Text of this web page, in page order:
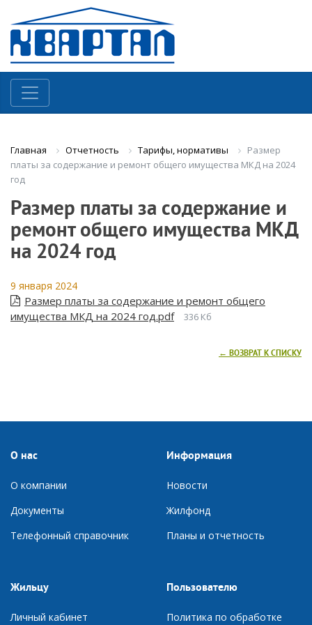
Главная Отчетность Тарифы, нормативы
Размер
платы за содержание и ремонт общего имущества МКД на 2024
год
Размер платы за содержание и
ремонт общего имущества МКД
на 2024 год
9 января 2024
Размер платы за содержание и ремонт общего
имущества МКД на 2024 год.pdf
336 Кб
← ВОЗВРАТ К СПИСКУ
О нас
О компании
Документы
Телефонный справочник
Информация
Новости
Жилфонд
Планы и отчетность
Жильцу
Личный кабинет
Пользователю
Политика по обработке